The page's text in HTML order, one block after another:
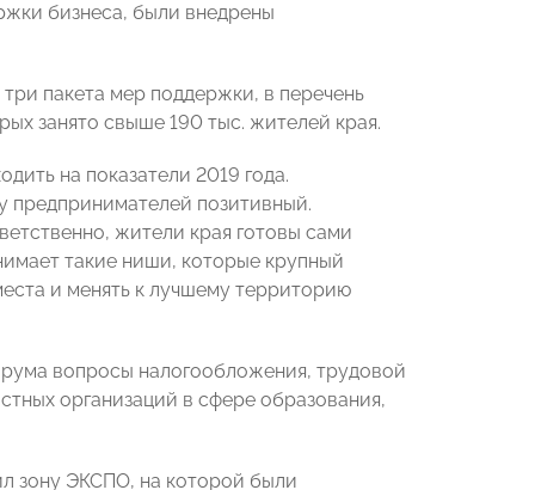
бизнеса, были внедрены
пакета мер поддержки, в перечень
занято свыше 190 тыс. жителей края.
на показатели 2019 года.
предпринимателей позитивный.
жители края готовы сами
такие ниши, которые крупный
и менять к лучшему территорию
вопросы налогообложения, трудовой
организаций в сфере образования,
зону ЭКСПО, на которой были